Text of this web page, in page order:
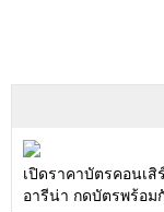
เปิดราคาบัตรคอนเ
อารีน่า กดบัตรพร้อม